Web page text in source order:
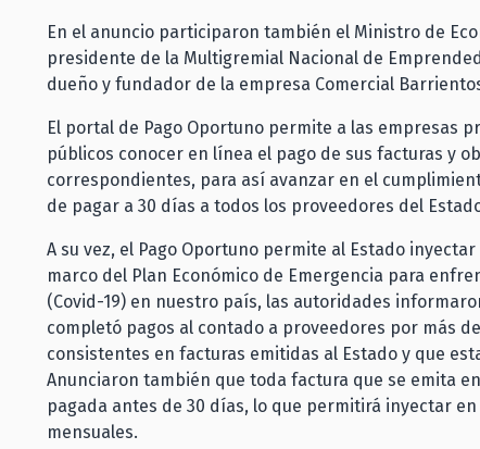
En el anuncio participaron también el Ministro de
presidente de la Multigremial Nacional de
dueño y fundador de la empresa Comercial
El portal de Pago Oportuno permite a las empresas
públicos conocer en línea el pago de sus facturas y
correspondientes, para así avanzar en el
de pagar a 30 días a todos los proveedores del
A su vez, el Pago Oportuno permite al Estado
marco del Plan Económico de Emergencia para
(Covid-19) en nuestro país, las autoridades
completó pagos al contado a proveedores por más de
consistentes en facturas emitidas al Estado y que
Anunciaron también que toda factura que se emita
pagada antes de 30 días, lo que permitirá inyectar en
mensuales.